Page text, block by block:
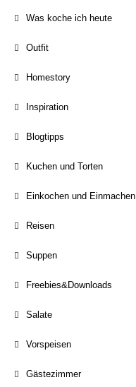
Was koche ich heute
Outfit
Homestory
Inspiration
Blogtipps
Kuchen und Torten
Einkochen und Einmachen
Reisen
Suppen
Freebies&Downloads
Salate
Vorspeisen
Gästezimmer